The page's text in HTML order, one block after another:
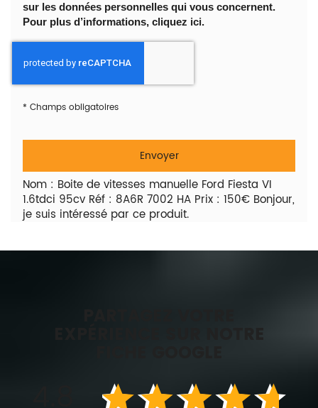
sur les données personnelles qui vous concernent.
Pour plus d’informations, cliquez ici.
* Champs obligatoires
Nom : Boite de vitesses manuelle Ford Fiesta VI
1.6tdci 95cv Réf : 8A6R 7002 HA Prix : 150€ Bonjour,
je suis intéressé par ce produit.